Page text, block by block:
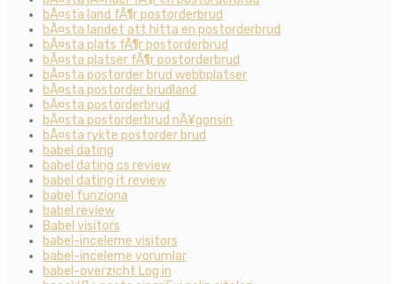
bÃ¤sta land fÃ¶r postorderbrud
bÃ¤sta landet att hitta en postorderbrud
bÃ¤sta plats fÃ¶r postorderbrud
bÃ¤sta platser fÃ¶r postorderbrud
bÃ¤sta postorder brud webbplatser
bÃ¤sta postorder brudland
bÃ¤sta postorderbrud
bÃ¤sta postorderbrud nÃ¥gonsin
bÃ¤sta rykte postorder brud
babel dating
babel dating cs review
babel dating it review
babel funziona
babel review
Babel visitors
babel-inceleme visitors
babel-inceleme yorumlar
babel-overzicht Log in